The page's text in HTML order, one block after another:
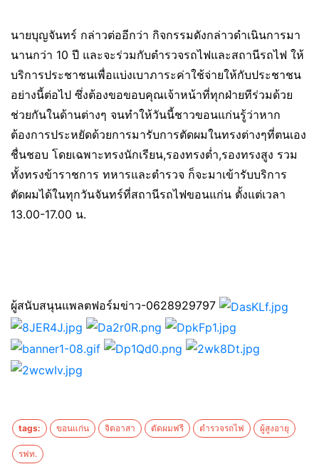
นายบุญจันทร์ กล่าวต่ออีกว่า กิจกรรมดังกล่าวดำเนินการมา
นานกว่า 10 ปี และจะร่วมกับตำรวจรถไฟและสถานีรถไฟ ให้
บริการประชาชนเพื่อแบ่งเบาภาระค่าใช้จ่ายให้กับประชาชน
อย่างนี้ต่อไป ซึ่งต้องขอขอบคุณเจ้าหน้าที่ทุกฝ่ายทีร่วมด้วย
ช่วยกันในด้านต่างๆ จนทำให้วันนี้ชาวขอนแก่นรู้ว่าหาก
ต้องการประหยัดด้วยการมารับการตัดผมในทรงต่างๆที่ตนเอง
ชื่นชอบ โดยเฉพาะทรงนักเรียน,รองทรงต่ำ,รองทรงสูง รวม
ทั้งทรงข้าราชการ ทหารและตำรวจ ก็จะมาเข้ารับบริการ
ตัดผมได้ในทุกวันจันทร์ที่สถานีรถไฟขอนแก่น ตั้งแต่เวลา
13.00-17.00 น.
ผู้สนับสนุนแพลตฟอร์มข่าว-0628929797
tags: ขอนแก่น จิตอาสา ตัดผมฟรี ตำรวจรถไฟ ผู้สูงอายุ
รฟท.